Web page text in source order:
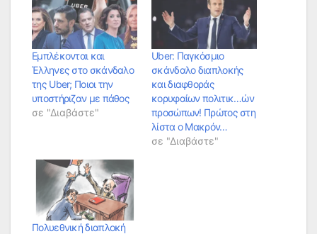
Eμπλέκονται και
Έλληνες στο σκάνδαλο
της Uber; Ποιοι την
υποστήριζαν με πάθος
σε "Διαβάστε"
Uber: Παγκόσμιο
σκάνδαλο διαπλοκής
και διαφθοράς
κορυφαίων πολιτικ…ών
προσώπων! Πρώτος στη
λίστα ο Μακρόν…
σε "Διαβάστε"
Πολυεθνική διαπλοκή